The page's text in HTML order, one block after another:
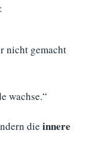
nicht gemacht
wachse.“
die innere